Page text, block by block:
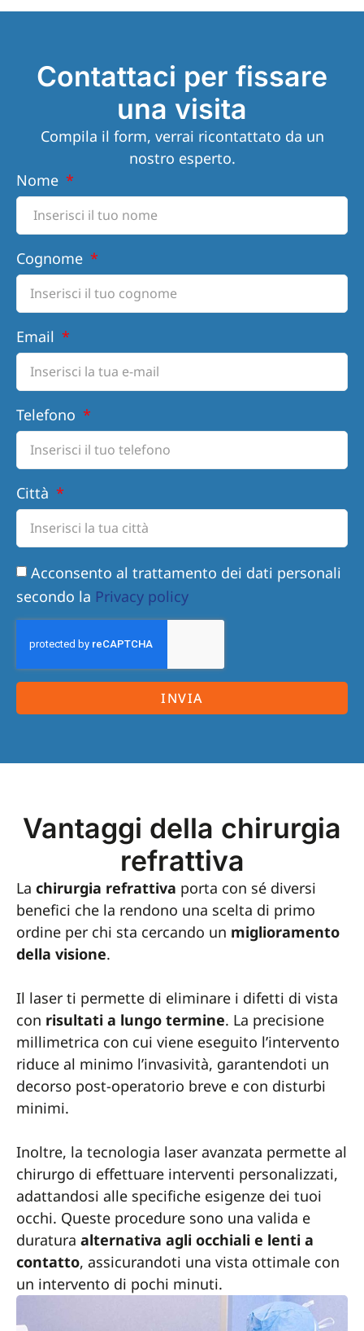
Contattaci per fissare
una visita
Compila il form, verrai ricontattato da un
nostro esperto.
Nome
Cognome
Email
Telefono
Città
Acconsento al trattamento dei dati personali
secondo la Privacy policy
INVIA
Vantaggi della chirurgia
refrattiva
La chirurgia refrattiva porta con sé diversi
benefici che la rendono una scelta di primo
ordine per chi sta cercando un miglioramento
della visione.
Il laser ti permette di eliminare i difetti di vista
con risultati a lungo termine. La precisione
millimetrica con cui viene eseguito l’intervento
riduce al minimo l’invasività, garantendoti un
decorso post-operatorio breve e con disturbi
minimi.
Inoltre, la tecnologia laser avanzata permette al
chirurgo di effettuare interventi personalizzati,
adattandosi alle specifiche esigenze dei tuoi
occhi. Queste procedure sono una valida e
duratura alternativa agli occhiali e lenti a
contatto, assicurandoti una vista ottimale con
un intervento di pochi minuti.